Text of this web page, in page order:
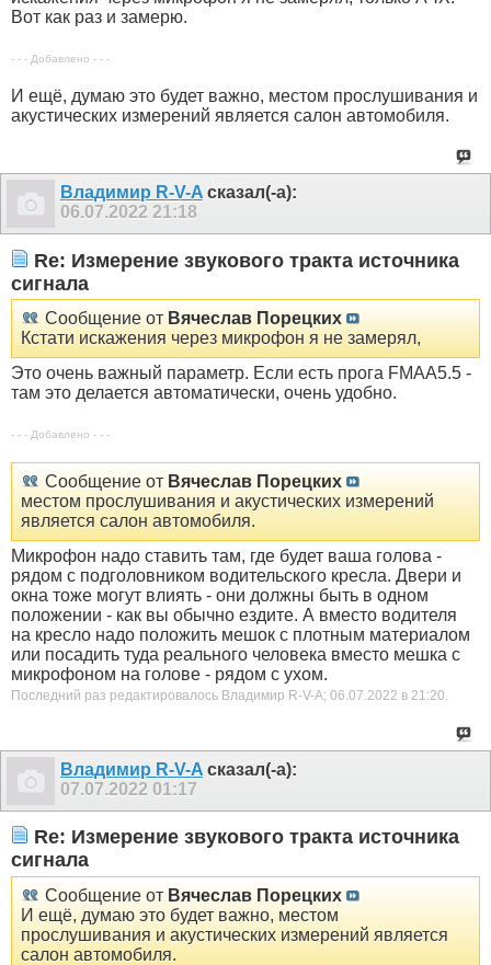
Вот как раз и замерю.
- - - Добавлено - - -
И ещё, думаю это будет важно, местом прослушивания и
акустических измерений является салон автомобиля.
Владимир R-V-A сказал(-а):
06.07.2022 21:18
Re: Измерение звукового тракта источника
сигнала
Сообщение от Вячеслав Порецких
Кстати искажения через микрофон я не замерял,
Это очень важный параметр. Если есть прога FMAA5.5 -
там это делается автоматически, очень удобно.
- - - Добавлено - - -
Сообщение от Вячеслав Порецких
местом прослушивания и акустических измерений
является салон автомобиля.
Микрофон надо ставить там, где будет ваша голова -
рядом с подголовником водительского кресла. Двери и
окна тоже могут влиять - они должны быть в одном
положении - как вы обычно ездите. А вместо водителя
на кресло надо положить мешок с плотным материалом
или посадить туда реального человека вместо мешка с
микрофоном на голове - рядом с ухом.
Последний раз редактировалось Владимир R-V-A; 06.07.2022 в 21:20.
Владимир R-V-A сказал(-а):
07.07.2022 01:17
Re: Измерение звукового тракта источника
сигнала
Сообщение от Вячеслав Порецких
И ещё, думаю это будет важно, местом
прослушивания и акустических измерений является
салон автомобиля.